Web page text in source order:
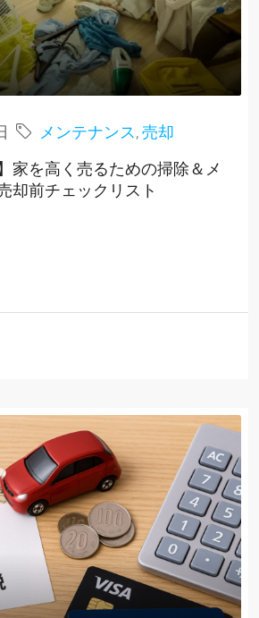
メンテナンス, 売却
家を高く売るための掃除＆メ
却前チェックリスト